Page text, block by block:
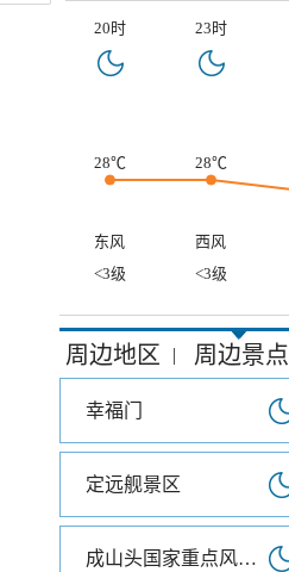
20时 23时
28℃ 28℃
东风 西风
<3级
<3级
周边地区 | 周边景点
幸福门
定远舰景区
成山头国家重点风景名胜区